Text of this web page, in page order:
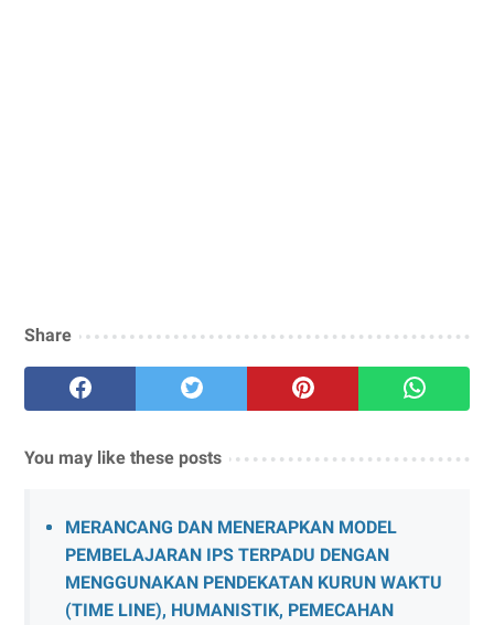
Share
You may like these posts
MERANCANG DAN MENERAPKAN MODEL
PEMBELAJARAN IPS TERPADU DENGAN
MENGGUNAKAN PENDEKATAN KURUN WAKTU
(TIME LINE), HUMANISTIK, PEMECAHAN